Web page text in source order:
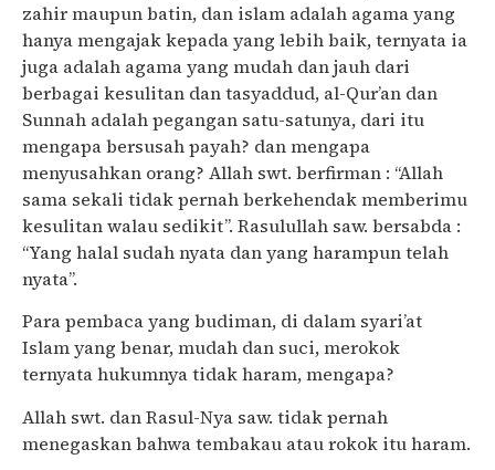
zahir maupun batin, dan islam adalah agama yang
hanya mengajak kepada yang lebih baik, ternyata ia
juga adalah agama yang mudah dan jauh dari
berbagai kesulitan dan tasyaddud, al-Qur’an dan
Sunnah adalah pegangan satu-satunya, dari itu
mengapa bersusah payah? dan mengapa
menyusahkan orang? Allah swt. berfirman : “Allah
sama sekali tidak pernah berkehendak memberimu
kesulitan walau sedikit”. Rasulullah saw. bersabda :
“Yang halal sudah nyata dan yang harampun telah
nyata”.
Para pembaca yang budiman, di dalam syari’at
Islam yang benar, mudah dan suci, merokok
ternyata hukumnya tidak haram, mengapa?
Allah swt. dan Rasul-Nya saw. tidak pernah
menegaskan bahwa tembakau atau rokok itu haram.